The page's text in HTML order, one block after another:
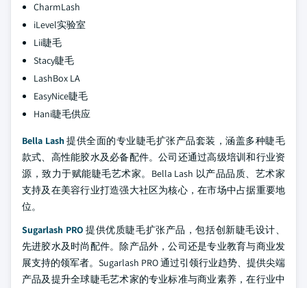
CharmLash
iLevel实验室
Lii睫毛
Stacy睫毛
LashBox LA
EasyNice睫毛
Hani睫毛供应
Bella Lash 提供全面的专业睫毛扩张产品套装，涵盖多种睫毛
款式、高性能胶水及必备配件。公司还通过高级培训和行业资
源，致力于赋能睫毛艺术家。Bella Lash 以产品品质、艺术家
支持及在美容行业打造强大社区为核心，在市场中占据重要地
位。
Sugarlash PRO 提供优质睫毛扩张产品，包括创新睫毛设计、
先进胶水及时尚配件。除产品外，公司还是专业教育与商业发
展支持的领军者。Sugarlash PRO 通过引领行业趋势、提供尖端
产品及提升全球睫毛艺术家的专业标准与商业素养，在行业中